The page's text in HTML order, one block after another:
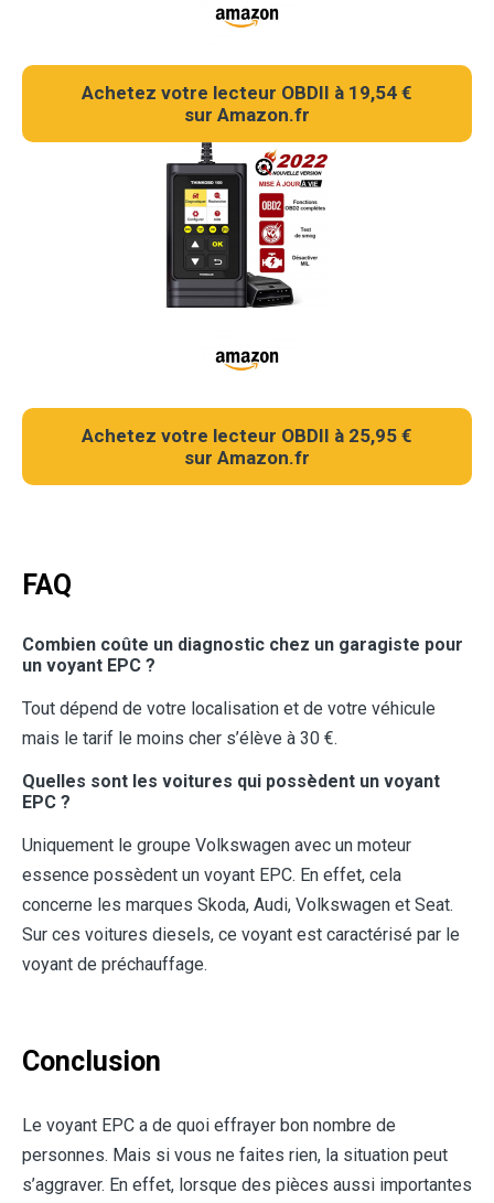
Achetez votre lecteur OBDII à 19,54 €
sur Amazon.fr
Achetez votre lecteur OBDII à 25,95 €
sur Amazon.fr
FAQ
Combien coûte un diagnostic chez un garagiste pour
un voyant EPC ?
Tout dépend de votre localisation et de votre véhicule
mais le tarif le moins cher s’élève à 30 €.
Quelles sont les voitures qui possèdent un voyant
EPC ?
Uniquement le groupe Volkswagen avec un moteur
essence possèdent un voyant EPC. En effet, cela
concerne les marques Skoda, Audi, Volkswagen et Seat.
Sur ces voitures diesels, ce voyant est caractérisé par le
voyant de préchauffage.
Conclusion
Le voyant EPC a de quoi effrayer bon nombre de
personnes. Mais si vous ne faites rien, la situation peut
s’aggraver. En effet, lorsque des pièces aussi importantes